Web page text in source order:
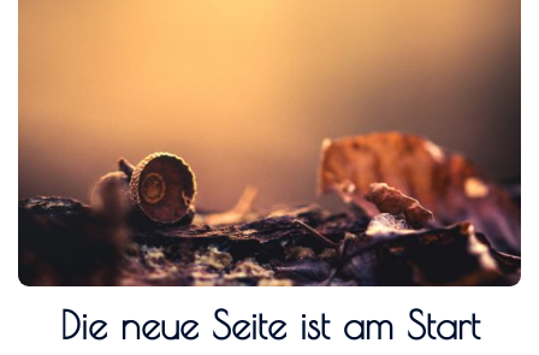
Die neue Seite ist am Start